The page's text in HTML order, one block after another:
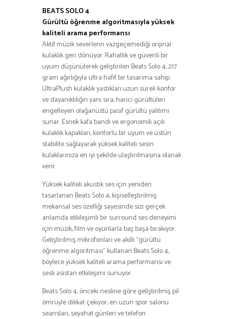
BEATS SOLO 4
Gürültü öğrenme algoritmasıyla yüksek
kaliteli arama performansı
Aktif müzik severlerin vazgeçemediği orijinal
kulaklık geri dönüyor. Rahatlık ve güvenli bir
uyum düşünülerek geliştirilen Beats Solo 4, 217
gram ağırlığıyla ultra hafif bir tasarıma sahip.
UltraPlush kulaklık yastıkları uzun süreli konfor
ve dayanıklılığın yanı sıra, harici gürültüleri
engelleyen olağanüstü pasif gürültü yalıtımı
sunar. Esnek kafa bandı ve ergonomik açılı
kulaklık kapakları, konforlu bir uyum ve üstün
stabilite sağlayarak yüksek kaliteli sesin
kulaklarınıza en iyi şekilde ulaştırılmasına olanak
verir.
Yüksek kaliteli akustik ses için yeniden
tasarlanan Beats Solo 4, kişiselleştirilmiş
mekansal ses özelliği sayesinde sizi gerçek
anlamda etkileşimli bir surround ses deneyimi
için müzik, film ve oyunlarla baş başa bırakıyor.
Geliştirilmiş mikrofonları ve akıllı “gürültü
öğrenme algoritması” kullanan Beats Solo 4,
böylece yüksek kaliteli arama performansı ve
sesli asistan etkileşimi sunuyor.
Beats Solo 4, önceki nesline göre geliştirilmiş pil
ömrüyle dikkat çekiyor; en uzun spor salonu
seansları, seyahat günleri ve telefon